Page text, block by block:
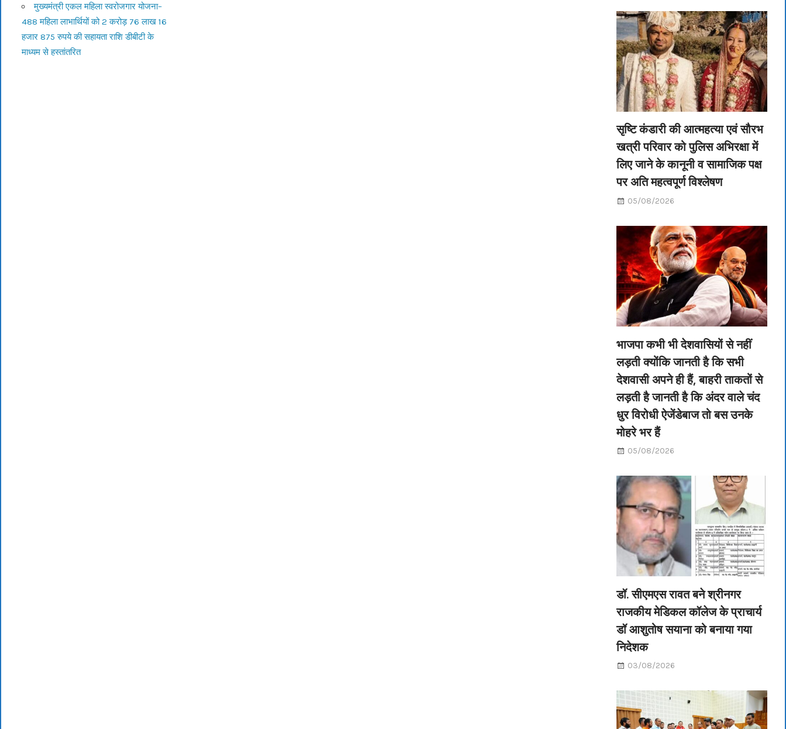
मुख्यमंत्री एकल महिला स्वरोजगार योजना–
488 महिला लाभार्थियों को 2 करोड़ 76 लाख 16
हजार 875 रुपये की सहायता राशि डीबीटी के
माध्यम से हस्तांतरित
सृष्टि कंडारी की आत्महत्या एवं सौरभ
खत्री परिवार को पुलिस अभिरक्षा में
लिए जाने के कानूनी व सामाजिक पक्ष
पर अति महत्वपूर्ण विश्लेषण
05/08/2026
भाजपा कभी भी देशवासियों से नहीं
लड़ती क्योंकि जानती है कि सभी
देशवासी अपने ही हैं, बाहरी ताकतों से
लड़ती है जानती है कि अंदर वाले चंद
धुर विरोधी ऐजेंडेबाज तो बस उनके
मोहरे भर हैं
05/08/2026
डॉ. सीएमएस रावत बने श्रीनगर
राजकीय मेडिकल कॉलेज के प्राचार्य
डॉ आशुतोष सयाना को बनाया गया
निदेशक
03/08/2026